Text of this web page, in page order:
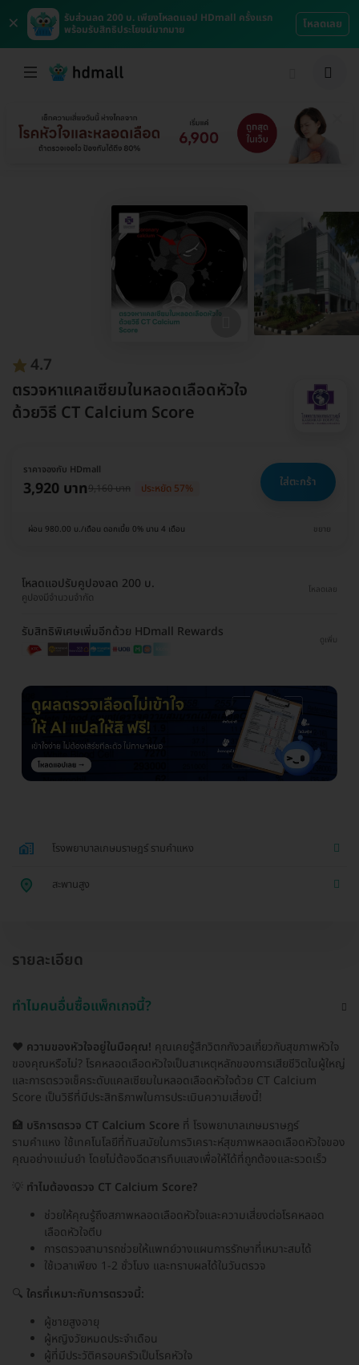
×
รับส่วนลด 200 บ. เพียงโหลดแอป HDmall ครั้งแรก
พร้อมรับสิทธิประโยชน์มากมาย
โหลดเลย
4.7
ตรวจหาแคลเซียมในหลอดเลือดหัวใจ
ด้วยวิธี CT Calcium Score
ราคาจองกับ HDmall
3,920 บาท9,160 บาท ประหยัด 57% ใส่ตะกร้า
ผ่อน 980.00 บ./เดือน ดอกเบี้ย 0% นาน 4 เดือน ขยาย
โหลดแอปรับคูปองลด 200 บ.
คูปองมีจำนวนจำกัด
โหลดเลย
รับสิทธิพิเศษเพิ่มอีกด้วย HDmall Rewards
ดูเพิ่ม
โรงพยาบาลเกษมราษฎร์ รามคำแหง
สะพานสูง
รายละเอียด
ทำไมคนอื่นซื้อแพ็กเกจนี้?
❤️ ความของหัวใจอยู่ในมือคุณ! คุณเคยรู้สึกวิตกกังวลเกี่ยวกับสุขภาพหัวใจ
ของคุณหรือไม่? โรคหลอดเลือดหัวใจเป็นสาเหตุหลักของการเสียชีวิตในผู้ใหญ่
และการตรวจเช็คระดับแคลเซียมในหลอดเลือดหัวใจด้วย CT Calcium
Score เป็นวิธีที่มีประสิทธิภาพในการประเมินความเสี่ยงนี้!
🏥 บริการตรวจ CT Calcium Score ที่ โรงพยาบาลเกษมราษฎร์
รามคำแหง ใช้เทคโนโลยีที่ทันสมัยในการวิเคราะห์สุขภาพหลอดเลือดหัวใจของ
คุณอย่างแม่นยำ โดยไม่ต้องฉีดสารทึบแสงเพื่อให้ได้ที่ถูกต้องและรวดเร็ว
💡 ทำไมต้องตรวจ CT Calcium Score?
ช่วยให้คุณรู้ถึงสภาพหลอดเลือดหัวใจและความเสี่ยงต่อโรคหลอด
เลือดหัวใจตีบ
การตรวจสามารถช่วยให้แพทย์วางแผนการรักษาที่เหมาะสมได้
ใช้เวลาเพียง 1-2 ชั่วโมง และทราบผลได้ในวันตรวจ
🔍 ใครที่เหมาะกับการตรวจนี้:
ผู้ชายสูงอายุ
ผู้หญิงวัยหมดประจำเดือน
ผู้ที่มีประวัติครอบครัวเป็นโรคหัวใจ